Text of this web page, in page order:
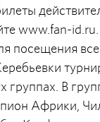
www.fan-
посещения
группах. В
Африки,